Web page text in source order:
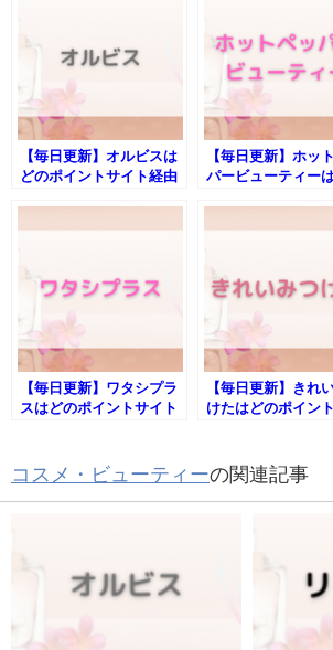
【毎日更新】オルビスは
どのポイントサイト経由
【毎日更新】ホッ
パービューティー
【毎日更新】ワタシプラ
スはどのポイントサイト
【毎日更新】きれ
けたはどのポイン
コスメ・ビューティーの関連記事